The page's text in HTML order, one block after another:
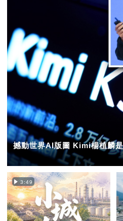
撼動世界AI版圖 Kimi楊植麟是
3:49